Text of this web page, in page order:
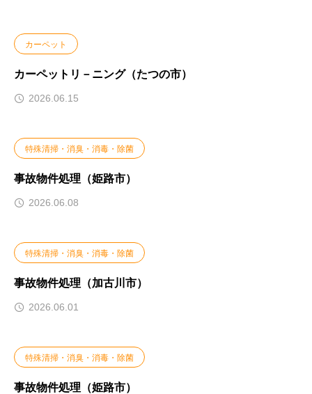
カーペット
カーペットリ－ニング（たつの市）
2026.06.15
特殊清掃・消臭・消毒・除菌
事故物件処理（姫路市）
2026.06.08
特殊清掃・消臭・消毒・除菌
事故物件処理（加古川市）
2026.06.01
特殊清掃・消臭・消毒・除菌
事故物件処理（姫路市）